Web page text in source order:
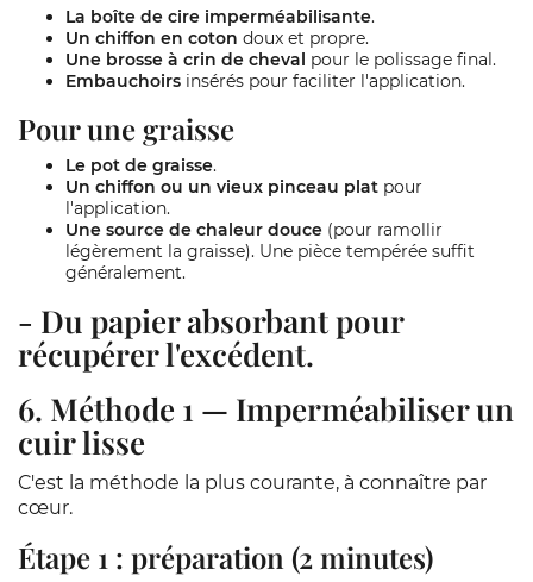
La boîte de cire imperméabilisante.
Un chiffon en coton doux et propre.
Une brosse à crin de cheval pour le polissage final.
Embauchoirs insérés pour faciliter l'application.
Pour une graisse
Le pot de graisse.
Un chiffon ou un vieux pinceau plat pour
l'application.
Une source de chaleur douce (pour ramollir
légèrement la graisse). Une pièce tempérée suffit
généralement.
- Du papier absorbantpour
récupérer l'excédent.
6. Méthode 1 — Imperméabiliser un
cuir lisse
C'est la méthode la plus courante, à connaître par
cœur.
Étape 1 : préparation (2 minutes)